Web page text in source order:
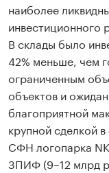
наиболее
инвестиционного
В склады было
42% меньше, чем
ограниченным
объектов и
благоприятной
крупной сделкой
СФН логопарка
ЗПИФ (9–12 млрд